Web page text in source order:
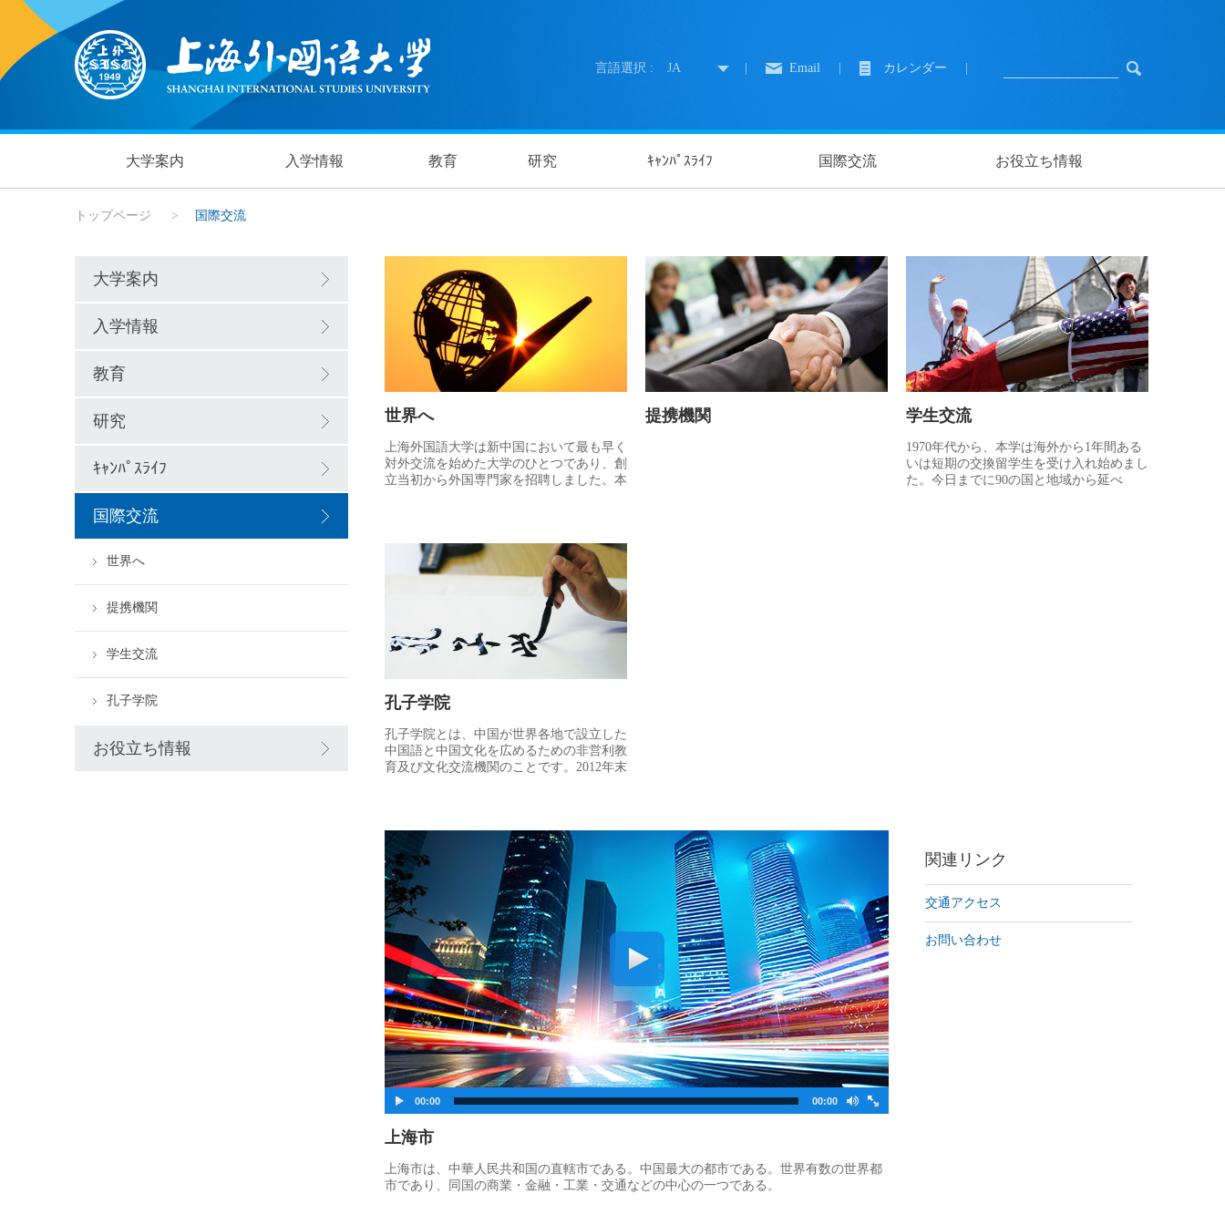
言語選択 : JA Email カレンダー
大学案内 入学情報 教育 研究 ｷｬﾝﾊﾟｽﾗｲﾌ 国際交流 お役立ち情報
トップページ > 国際交流
大学案内
入学情報
教育
研究
ｷｬﾝﾊﾟｽﾗｲﾌ
国際交流
世界へ
提携機関
学生交流
孔子学院
お役立ち情報
世界へ
上海外国語大学は新中国において最も早く
対外交流を始めた大学のひとつであり、創
立当初から外国専門家を招聘しました。本
力を積極的に推進し、学生たちが世界に目
を向け、多元的な文化環境の中で成長し、
世界中の高等教育の優れた成果と進んだ経
験を十分に吸収できるように取り組んでま
いりました。本学はすでに54の国と地域の
270以上の大学と研究機関と協力関係を結
び、国連やEU（欧州連盟）などの国際組
織とも密接なやり取りを保っております。
提携機関 学生交流
1970年代から、本学は海外から1年間ある
いは短期の交換留学生を受け入れ始めまし
た。今日までに90の国と地域から延べ
孔子学院
孔子学院とは、中国が世界各地で設立した
中国語と中国文化を広めるための非営利教
育及び文化交流機関のことです。2012年末
00:00 00:00
上海市
上海市は、中華人民共和国の直轄市である。中国最大の都市である。世界有数の世界都
市であり、同国の商業・金融・工業・交通などの中心の一つである。
関連リンク
交通アクセス
お問い合わせ